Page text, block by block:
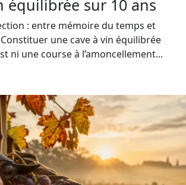
équilibrée sur 10 ans
: entre mémoire du temps et
une cave à vin équilibrée
ni une course à l’amoncellement...